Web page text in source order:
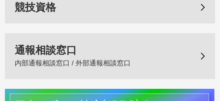
競技資格
通報相談窓口
内部通報相談窓口 / 外部通報相談窓口